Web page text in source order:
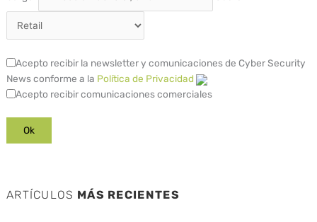
Acepto recibir la newsletter y comunicaciones de Cyber Security
News conforme a la Política de Privacidad
Acepto recibir comunicaciones comerciales
ARTÍCULOS MÁS RECIENTES